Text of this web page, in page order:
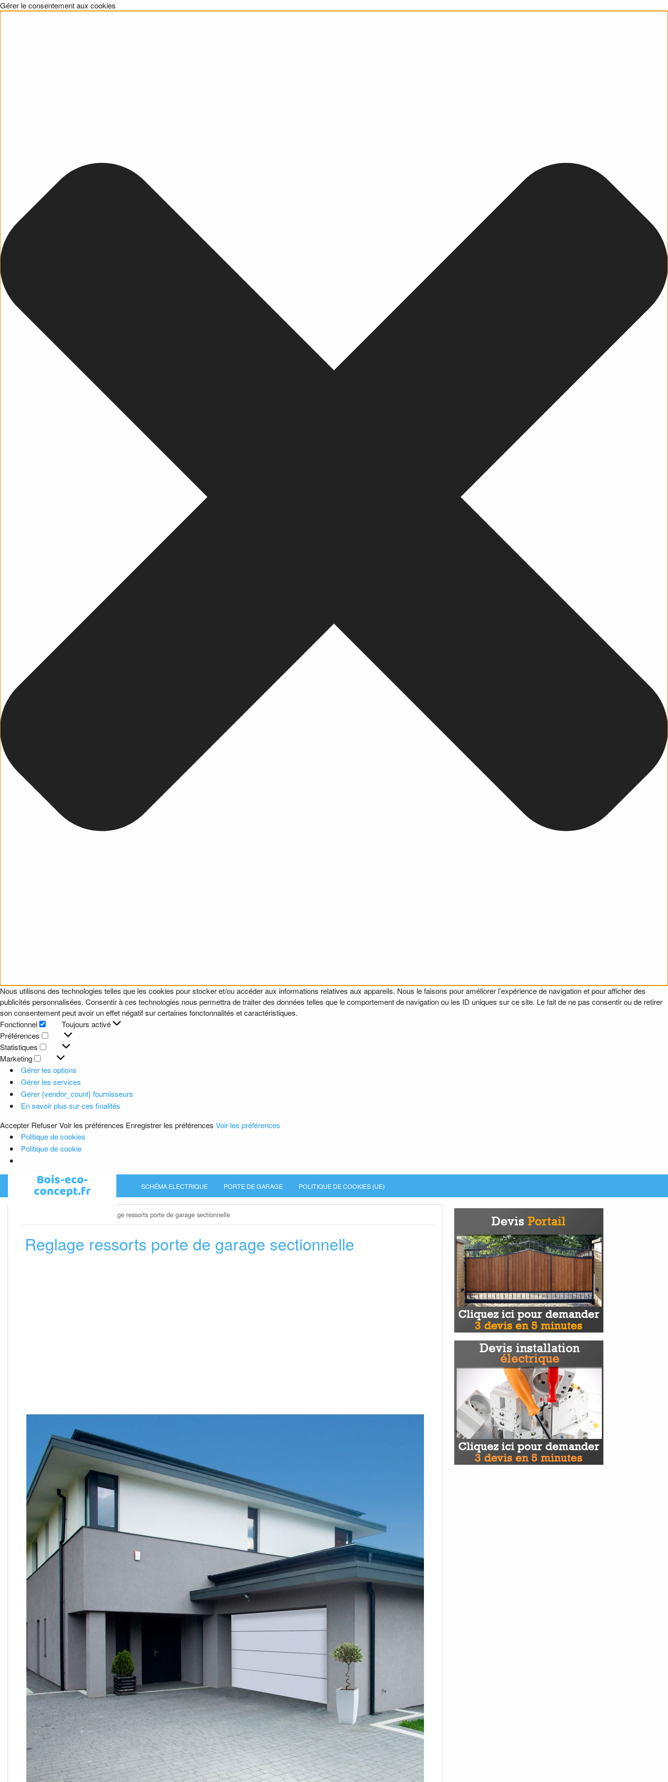
Gérer le consentement aux cookies
Nous utilisons des technologies telles que les cookies pour stocker et/ou accéder aux informations relatives aux appareils. Nous le faisons pour améliorer l’expérience de navigation et pour afficher des
publicités personnalisées. Consentir à ces technologies nous permettra de traiter des données telles que le comportement de navigation ou les ID uniques sur ce site. Le fait de ne pas consentir ou de retirer
son consentement peut avoir un effet négatif sur certaines fonctonnalités et caractéristiques.
Fonctionnel
Fonctionnel
Toujours activé
Préférences
Préférences
Statistiques
Statistiques
Marketing
Marketing
Gérer les options
Gérer les services
Gérer {vendor_count} fournisseurs
En savoir plus sur ces finalités
Accepter RefuserVoir les préférences Enregistrer les préférences Voir les préférences
Politique de cookies
Politique de cookie
SCHÉMA ELECTRIQUE PORTE DE GARAGE POLITIQUE DE COOKIES (UE)
Reglage ressorts porte de garage sectionnelle
Reglage ressorts porte de garage sectionnelle